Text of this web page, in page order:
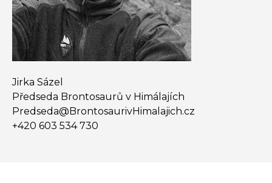
Jirka Sázel
Předseda Brontosaurů v Himálajích
Predseda@​BrontosaurivHimalajich.cz
+420 603 534 730